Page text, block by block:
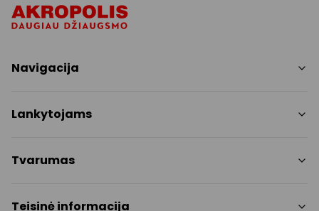
Navigacija
Paslaugos
Pramogos
Lankytojams
Nemokami patogumai
Tvarumas
Teisinė informacija